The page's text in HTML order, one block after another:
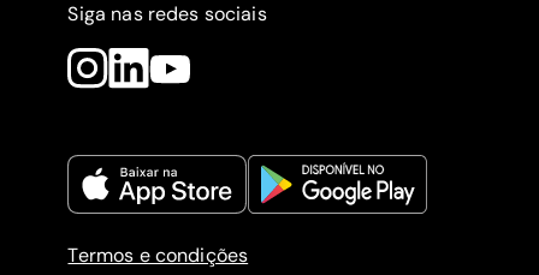
Siga nas redes sociais
Termos e condições